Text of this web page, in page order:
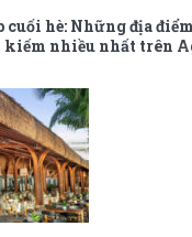
cuối hè: Những địa
nhiều nhất trên